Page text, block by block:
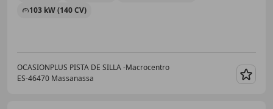
103 kW (140 CV)
OCASIONPLUS PISTA DE SILLA -Macrocentro
ES-46470 Massanassa